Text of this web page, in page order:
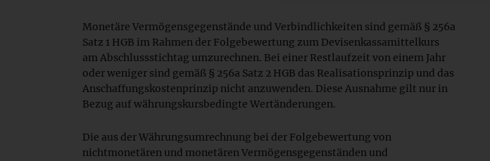
Monetäre Vermögensgegenstände und Verbindlichkeiten sind gemäß § 256a
Satz 1 HGB im Rahmen der Folgebewertung zum Devisenkassamittelkurs
am Abschlussstichtag umzurechnen. Bei einer Restlaufzeit von einem Jahr
oder weniger sind gemäß § 256a Satz 2 HGB das Realisationsprinzip und das
Anschaffungskostenprinzip nicht anzuwenden. Diese Ausnahme gilt nur in
Bezug auf währungskursbedingte Wertänderungen.
Die aus der Währungsumrechnung bei der Folgebewertung von
nichtmonetären und monetären Vermögensgegenständen und